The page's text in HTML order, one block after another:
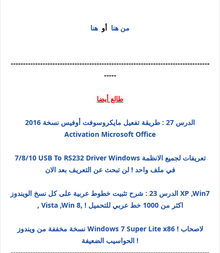
من هنا أو هنا
---------------------------------------------------------------------------------
-----
طالع أيضا
الدرس 27 : طريقة تفعيل مايكروسوفت أوفيس نسخة 2016
Activation Microsoft Office
7/8/10 USB To RS232 Driver Windows تعريفات لجميع الانظمة
في ملف واحد ! لن تبحث عن التعريف بعد الان
الدرس 23 : شرح تثبيت خطوط عربية على كل نسخ الويندوز XP ,Win7
, Vista ,Win 8, ! اكثر من 1000 خط عربي للتحميل
نسخة مخففة من ويندوز Windows 7 Super Lite x86 ! لاصحاب
الحواسيب الضعيفة !